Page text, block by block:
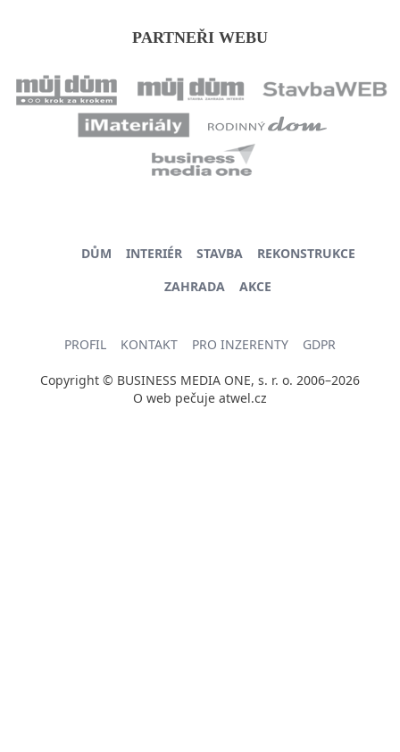
PARTNEŘI WEBU
DŮM INTERIÉR STAVBA
REKONSTRUKCE
ZAHRADA
AKCE
PROFIL KONTAKT PRO INZERENTY GDPR
Copyright © BUSINESS MEDIA ONE, s. r. o. 2006–2026